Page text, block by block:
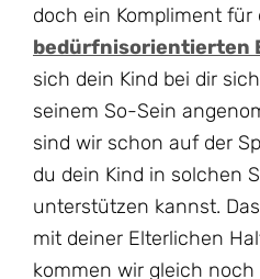
doch ein Kompliment für
bedürfnisorientierten
sich dein Kind bei dir
seinem So-Sein
sind wir schon auf der
du dein Kind in solchen
unterstützen kannst.
mit deiner Elterlichen
kommen wir gleich noch